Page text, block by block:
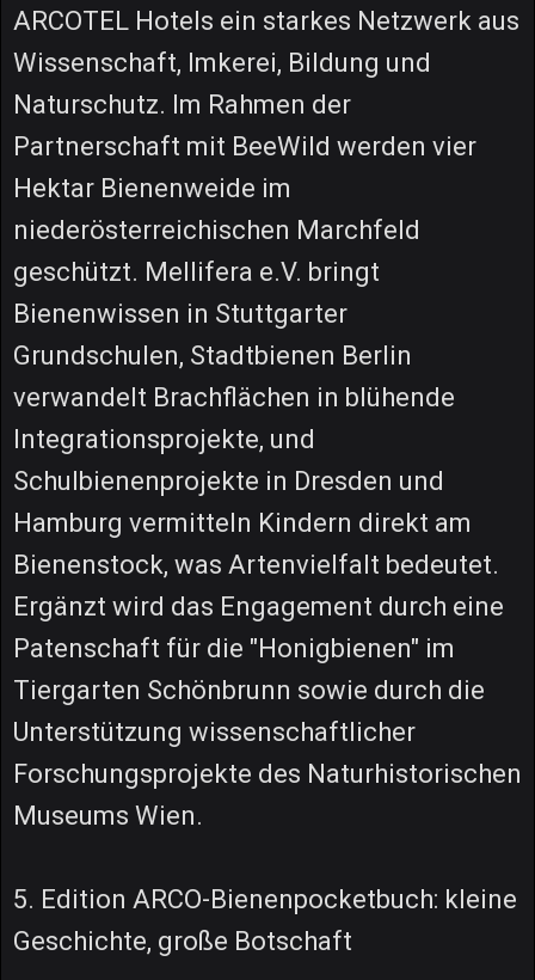
ARCOTEL Hotels ein starkes Netzwerk aus
Wissenschaft, Imkerei, Bildung und
Naturschutz. Im Rahmen der
Partnerschaft mit BeeWild werden vier
Hektar Bienenweide im
niederösterreichischen Marchfeld
geschützt. Mellifera e.V. bringt
Bienenwissen in Stuttgarter
Grundschulen, Stadtbienen Berlin
verwandelt Brachflächen in blühende
Integrationsprojekte, und
Schulbienenprojekte in Dresden und
Hamburg vermitteln Kindern direkt am
Bienenstock, was Artenvielfalt bedeutet.
Ergänzt wird das Engagement durch eine
Patenschaft für die "Honigbienen" im
Tiergarten Schönbrunn sowie durch die
Unterstützung wissenschaftlicher
Forschungsprojekte des Naturhistorischen
Museums Wien.
5. Edition ARCO-Bienenpocketbuch: kleine
Geschichte, große Botschaft